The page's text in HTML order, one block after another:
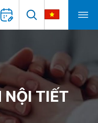
NỘI TIẾT